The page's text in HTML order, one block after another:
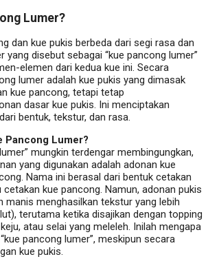
Lumer?
dan kue pukis berbeda dari segi rasa dan
yang disebut sebagai “kue pancong lumer”
elemen dari kedua kue ini. Secara
lumer adalah kue pukis yang dimasak
kue pancong, tetapi tetap
dasar kue pukis. Ini menciptakan
bentuk, tekstur, dan rasa.
Pancong Lumer?
mungkin terdengar membingungkan,
yang digunakan adalah adonan kue
Nama ini berasal dari bentuk cetakan
cetakan kue pancong. Namun, adonan pukis
manis menghasilkan tekstur yang lebih
terutama ketika disajikan dengan topping
atau selai yang meleleh. Inilah mengapa
pancong lumer”, meskipun secara
kue pukis.